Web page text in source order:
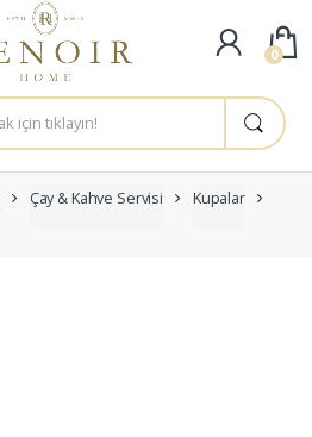
Çay & Kahve Servisi Kupalar
0